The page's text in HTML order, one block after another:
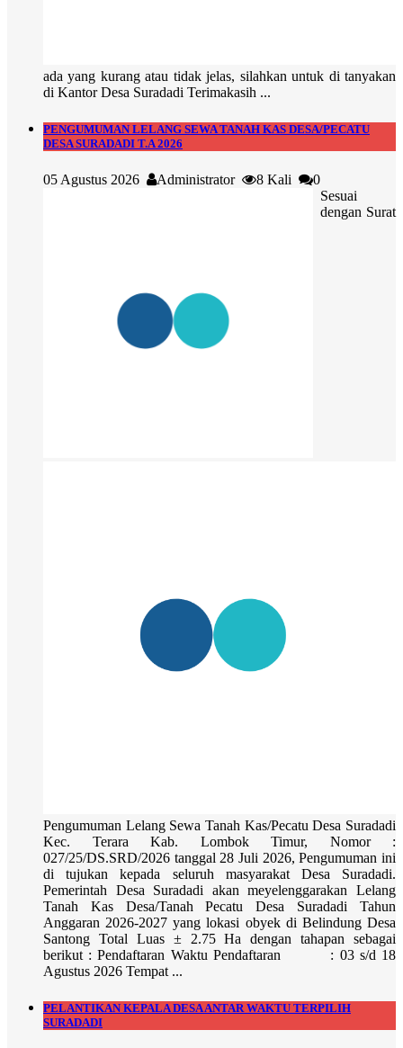
ada yang kurang atau tidak jelas, silahkan untuk di tanyakan
di Kantor Desa Suradadi Terimakasih ...
PENGUMUMAN LELANG SEWA TANAH KAS DESA/PECATU
DESA SURADADI T.A 2026
05 Agustus 2026 Administrator 8 Kali
0
Sesuai
dengan Surat
Pengumuman Lelang Sewa Tanah Kas/Pecatu Desa Suradadi
Kec. Terara Kab. Lombok Timur, Nomor :
027/25/DS.SRD/2026 tanggal 28 Juli 2026, Pengumuman ini
di tujukan kepada seluruh masyarakat Desa Suradadi.
Pemerintah Desa Suradadi akan meyelenggarakan Lelang
Tanah Kas Desa/Tanah Pecatu Desa Suradadi Tahun
Anggaran 2026-2027 yang lokasi obyek di Belindung Desa
Santong Total Luas ± 2.75 Ha dengan tahapan sebagai
berikut : Pendaftaran Waktu Pendaftaran : 03 s/d 18
Agustus 2026 Tempat ...
PELANTIKAN KEPALA DESA ANTAR WAKTU TERPILIH
SURADADI